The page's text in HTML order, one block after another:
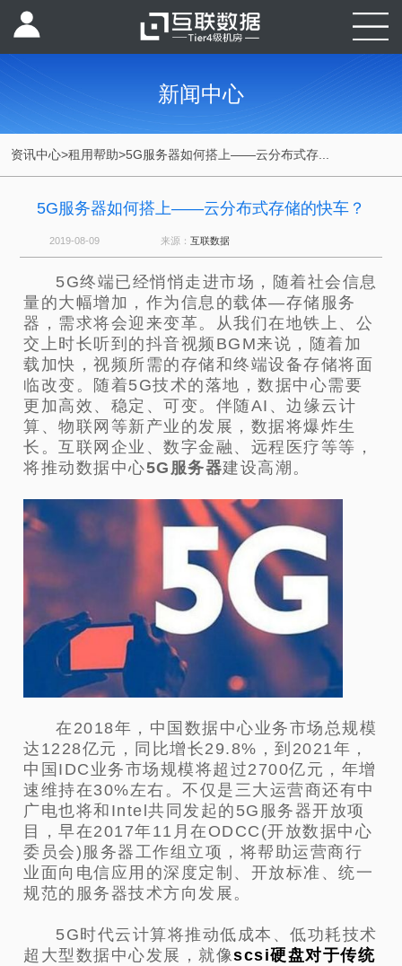
新闻中心
资讯中心>租用帮助>5G服务器如何搭上——云分布式存...
5G服务器如何搭上——云分布式存储的快车？
2019-08-09 来源： 互联数据
5G终端已经悄悄走进市场，随着社会信息
量的大幅增加，作为信息的载体—存储服务
器，需求将会迎来变革。从我们在地铁上、公
交上时长听到的抖音视频BGM来说，随着加
载加快，视频所需的存储和终端设备存储将面
临改变。随着5G技术的落地，数据中心需要
更加高效、稳定、可变。伴随AI、边缘云计
算、物联网等新产业的发展，数据将爆炸生
长。互联网企业、数字金融、远程医疗等等，
将推动数据中心5G服务器建设高潮。
在2018年，中国数据中心业务市场总规模
达1228亿元，同比增长29.8%，到2021年，
中国IDC业务市场规模将超过2700亿元，年增
速维持在30%左右。不仅是三大运营商还有中
广电也将和Intel共同发起的5G服务器开放项
目，早在2017年11月在ODCC(开放数据中心
委员会)服务器工作组立项，将帮助运营商行
业面向电信应用的深度定制、开放标准、统一
规范的服务器技术方向发展。
5G时代云计算将推动低成本、低功耗技术
超大型数据中心发展，就像scsi硬盘对于传统